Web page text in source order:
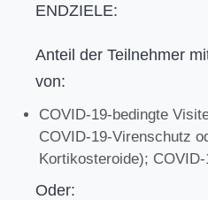
ENDZIELE:
Anteil der Teilnehmer
von:
COVID-19-bedingte
COVID-19-Virenschutz
Kortikosteroide);
Oder: